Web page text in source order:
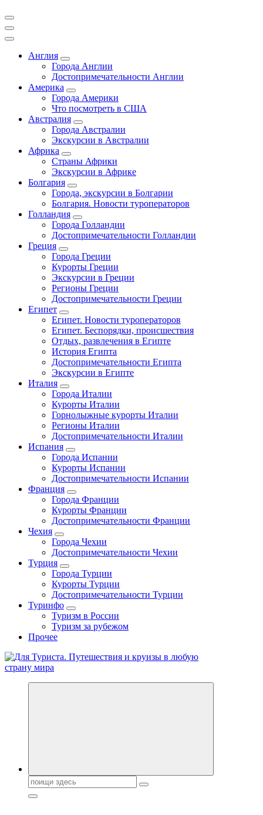
Англия
Города Англии
Достопримечательности Англии
Америка
Города Америки
Что посмотреть в США
Австралия
Города Австралии
Экскурсии в Австралии
Африка
Страны Африки
Экскурсии в Африке
Болгария
Города, экскурсии в Болгарии
Болгария. Новости туроператоров
Голландия
Города Голландии
Достопримечательности Голландии
Греция
Города Греции
Курорты Греции
Экскурсии в Греции
Регионы Греции
Достопримечательности Греции
Египет
Египет. Новости туроператоров
Египет. Беспорядки, происшествия
Отдых, развлечения в Египте
История Египта
Достопримечательности Египта
Экскурсии в Египте
Италия
Города Италии
Курорты Италии
Горнолыжные курорты Италии
Регионы Италии
Достопримечательности Италии
Испания
Города Испании
Курорты Испании
Достопримечательности Испании
Франция
Города Франции
Курорты Франции
Достопримечательности Франции
Чехия
Города Чехии
Достопримечательности Чехии
Турция
Города Турции
Курорты Турции
Достопримечательности Турции
Туринфо
Туризм в России
Туризм за рубежом
Прочее
Новости туризма, куда поехать на отдых, где провести отпуск.
Поиск: